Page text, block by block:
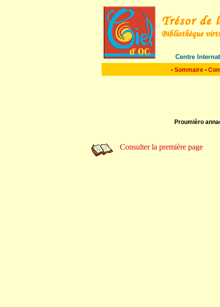
Centre
• Sommaire •
Proumièro
Consulter la première page